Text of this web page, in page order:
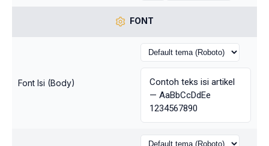
FONT
Font Isi (Body)
Contoh teks isi artikel
— AaBbCcDdEe
1234567890